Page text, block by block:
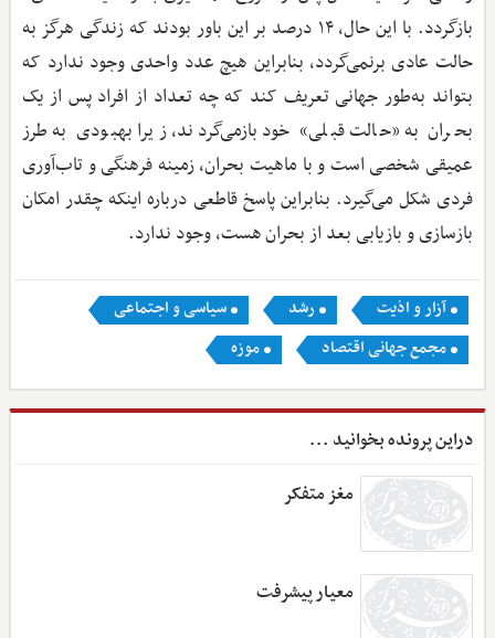
بازگردد. با این حال، ۱۴ درصد بر این باور بودند که زندگی هرگز به
حالت عادی برنمی‌گردد، بنابراین هیچ عدد واحدی وجود ندارد که
بتواند به‌طور جهانی تعریف کند که چه تعداد از افراد پس از یک
بحران به «حالت قبلی» خود بازمی‌گردند، زیرا بهبودی به طرز
عمیقی شخصی است و با ماهیت بحران، زمینه فرهنگی و تاب‌آوری
فردی شکل می‌گیرد. بنابراین پاسخ قاطعی درباره اینکه چقدر امکان
بازسازی و بازیابی بعد از بحران هست، وجود ندارد.
آزار و اذیت رشد
سیاسی و اجتماعی
مجمع جهانی اقتصاد
موزه
دراین پرونده بخوانید ...
مغز متفکر
معیار پیشرفت